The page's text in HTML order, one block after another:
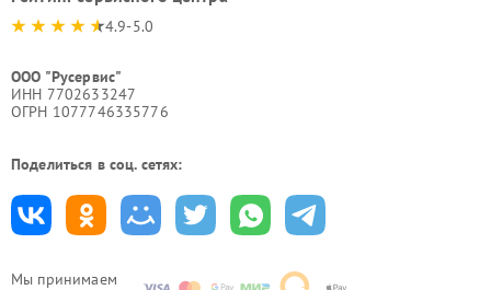
Мы принимаем
4.9-5.0
ООО "Русервис"
ИНН 7702633247
ОГРН 1077746335776
Поделиться в соц. сетях: